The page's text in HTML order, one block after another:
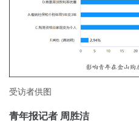
受访者供图
青年报记者 周胜洁